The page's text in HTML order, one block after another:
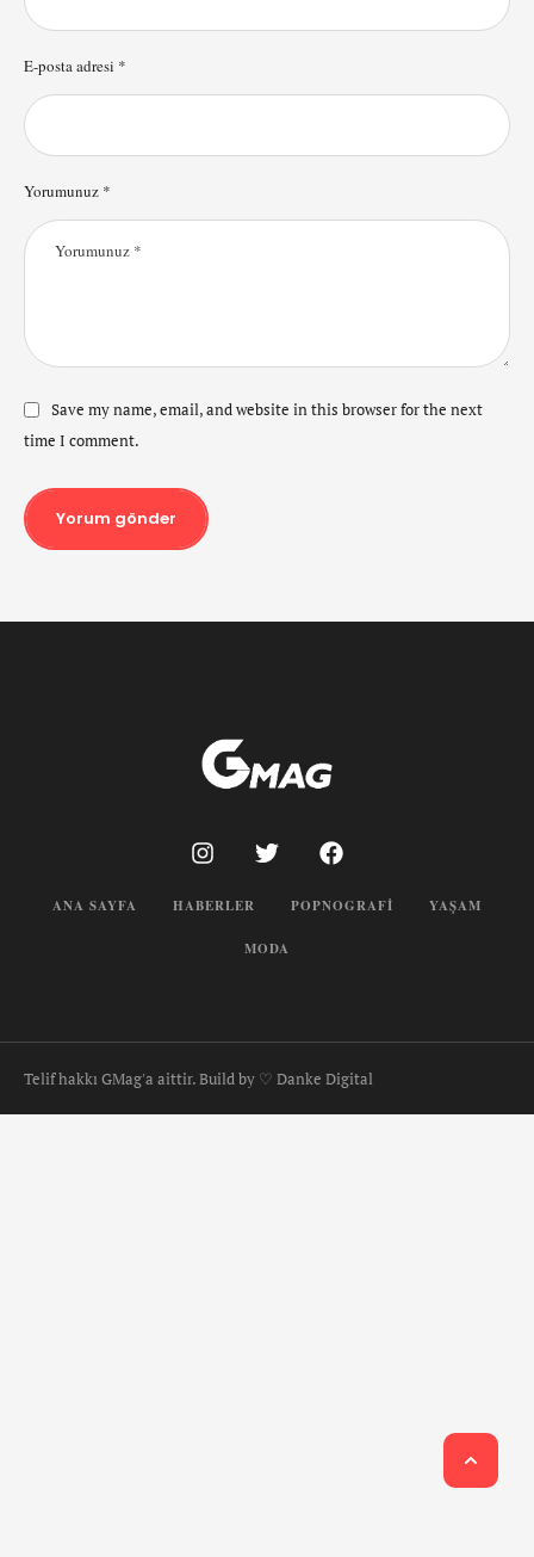
Yorumunuz *
E-posta adresi *
Save my name, email, and website in this browser for the next
time I comment.
Yorum gönder
ANA SAYFA HABERLER POPNOGRAFI YAŞAM
MODA
Telif hakkı GMag'a aittir. Build by ♡ Danke Digital